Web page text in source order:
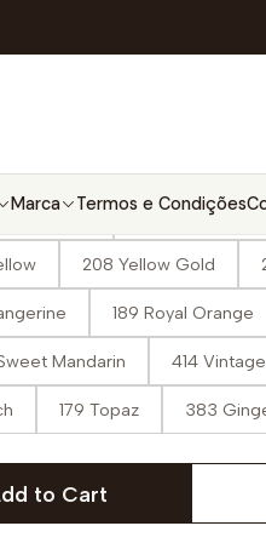
Marca Termos e Condições
e
Light 403 Lemonade
208 Yellow Gold
189 Royal Orange
Mandarin 414
179 Topaz 383
to Cart